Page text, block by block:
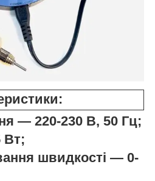
— 220-230 В, 50 Гц;
Вт;
швидкості — 0-